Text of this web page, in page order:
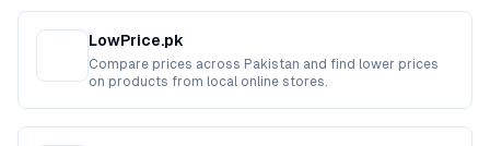
LowPrice.pk
Compare prices across Pakistan and find lower prices
on products from local online stores.